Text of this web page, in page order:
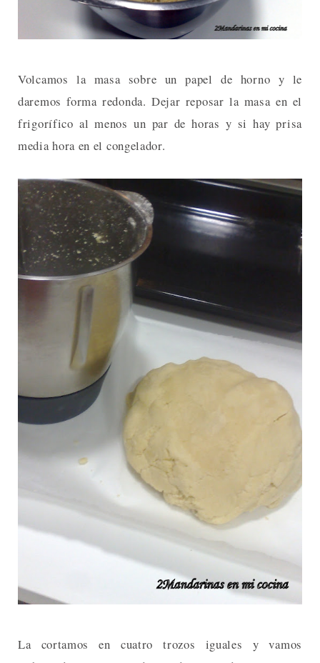
Volcamos la masa sobre un papel de horno y le
daremos forma redonda. Dejar reposar la masa en el
frigorífico al menos un par de horas y si hay prisa
media hora en el congelador.
La cortamos en cuatro trozos iguales y vamos